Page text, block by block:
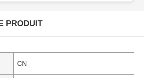
PRODUIT
CN